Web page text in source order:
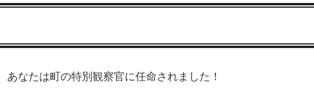
あなたは町の特別観察官に任命されました！